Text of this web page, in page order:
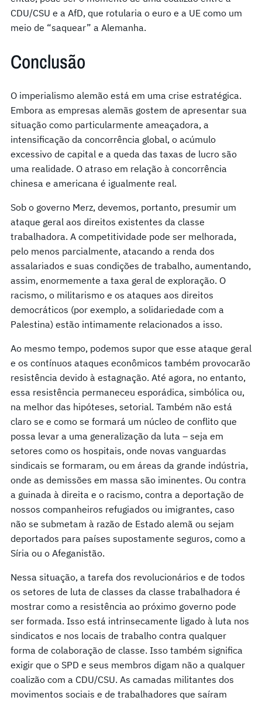
CDU/CSU e a AfD, que rotularia o euro e a UE como um
meio de “saquear” a Alemanha.
Conclusão
O imperialismo alemão está em uma crise estratégica.
Embora as empresas alemãs gostem de apresentar sua
situação como particularmente ameaçadora, a
intensificação da concorrência global, o acúmulo
excessivo de capital e a queda das taxas de lucro são
uma realidade. O atraso em relação à concorrência
chinesa e americana é igualmente real.
Sob o governo Merz, devemos, portanto, presumir um
ataque geral aos direitos existentes da classe
trabalhadora. A competitividade pode ser melhorada,
pelo menos parcialmente, atacando a renda dos
assalariados e suas condições de trabalho, aumentando,
assim, enormemente a taxa geral de exploração. O
racismo, o militarismo e os ataques aos direitos
democráticos (por exemplo, a solidariedade com a
Palestina) estão intimamente relacionados a isso.
Ao mesmo tempo, podemos supor que esse ataque geral
e os contínuos ataques econômicos também provocarão
resistência devido à estagnação. Até agora, no entanto,
essa resistência permaneceu esporádica, simbólica ou,
na melhor das hipóteses, setorial. Também não está
claro se e como se formará um núcleo de conflito que
possa levar a uma generalização da luta – seja em
setores como os hospitais, onde novas vanguardas
sindicais se formaram, ou em áreas da grande indústria,
onde as demissões em massa são iminentes. Ou contra
a guinada à direita e o racismo, contra a deportação de
nossos companheiros refugiados ou imigrantes, caso
não se submetam à razão de Estado alemã ou sejam
deportados para países supostamente seguros, como a
Síria ou o Afeganistão.
Nessa situação, a tarefa dos revolucionários e de todos
os setores de luta de classes da classe trabalhadora é
mostrar como a resistência ao próximo governo pode
ser formada. Isso está intrinsecamente ligado à luta nos
sindicatos e nos locais de trabalho contra qualquer
forma de colaboração de classe. Isso também significa
exigir que o SPD e seus membros digam não a qualquer
coalizão com a CDU/CSU. As camadas militantes dos
movimentos sociais e de trabalhadores que saíram